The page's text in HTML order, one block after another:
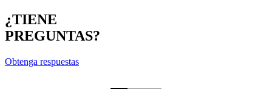
¿TIENE
PREGUNTAS?
Obtenga respuestas